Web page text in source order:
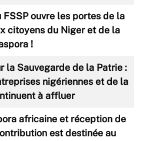
FSSP ouvre les portes de la
citoyens du Niger et de la
!
la Sauvegarde de la Patrie :
nigériennes et de la
à affluer
africaine et réception de
est destinée au